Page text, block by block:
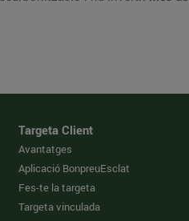
Targeta Client
Avantatges
Aplicació BonpreuEsclat
Fes-te la targeta
Targeta vinculada